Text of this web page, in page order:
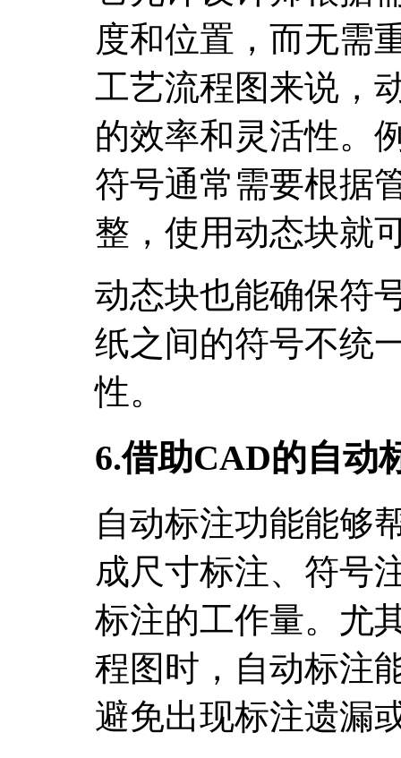
度和位置，而无需
工艺流程图来说，
的效率和灵活性。
符号通常需要根据
整，使用动态块就
动态块也能确保符
纸之间的符号不统
性。
6.借助CAD的自动
自动标注功能能够
成尺寸标注、符号
标注的工作量。尤
程图时，自动标注
避免出现标注遗漏